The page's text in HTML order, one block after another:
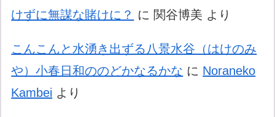
けずに無謀な賭けに？ に 関谷博美 より
こんこんと水湧き出ずる八景水谷（はけのみ
や）小春日和ののどかなるかな に Noraneko
Kambei より